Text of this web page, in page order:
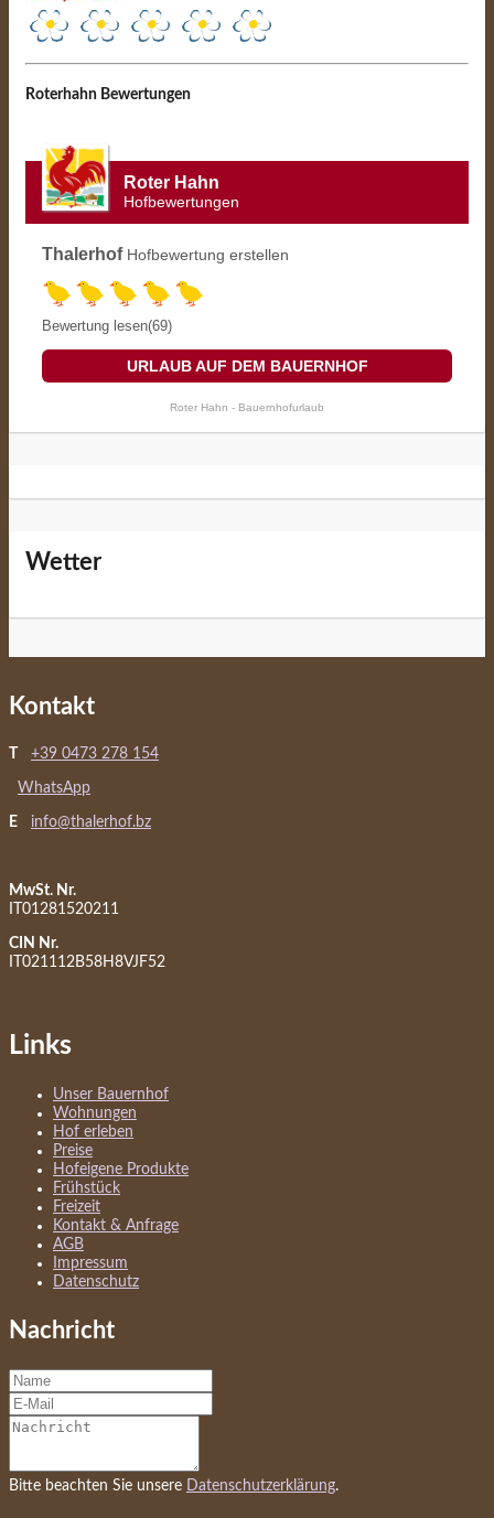
Roterhahn Bewertungen
Roter Hahn
Hofbewertungen
Thalerhof Hofbewertung erstellen
Bewertung lesen(69)
URLAUB AUF DEM BAUERNHOF
Roter Hahn - Bauernhofurlaub
Wetter
Kontakt
+39 0473 278 154
WhatsApp
E info@thalerhof.bz
MwSt. Nr.
IT01281520211
CIN Nr.
IT021112B58H8VJF52
Links
Unser Bauernhof
Wohnungen
Hof erleben
Preise
Hofeigene Produkte
Frühstück
Freizeit
Kontakt & Anfrage
AGB
Impressum
Datenschutz
Nachricht
Bitte beachten Sie unsere Datenschutzerklärung.